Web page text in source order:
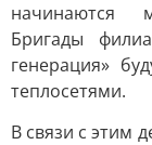
начинаются
Бригады
генерация»
теплосетями.
В связи с этим